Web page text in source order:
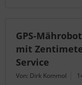
GPS-
mit
Service
Von: Dirk Kommol